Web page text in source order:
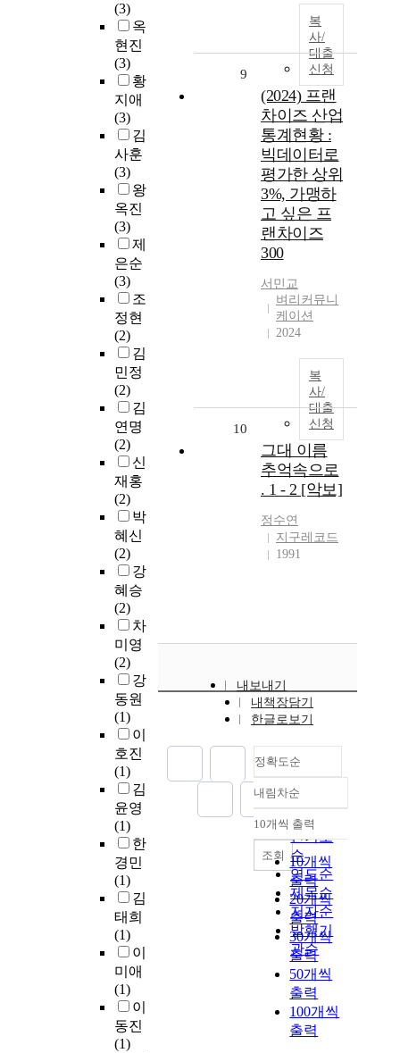
(3)
옥
현진
(3)
황
지애
(3)
김
사훈
(3)
왕
옥진
(3)
제
은순
(3)
조
정현
(2)
김
민정
(2)
김
연명
(2)
신
재홍
(2)
박
혜신
(2)
강
혜승
(2)
차
미영
(2)
강
동원
(1)
이
호진
(1)
김
윤영
(1)
한
경민
(1)
김
태희
(1)
이
미애
(1)
이
동진
(1)
복
사/
대출
신청
9
(2024) 프랜
차이즈 산업
통계현황 :
빅데이터로
평가한 상위
3%, 가맹하
고 싶은 프
랜차이즈
300
서민교
벼리커뮤니
케이션
2024
복
사/
대출
신청
10
그대 이름
추억속으로
. 1 - 2 [악보]
정수연
지구레코드
1991
내보내기
내책장담기
한글로보기
정확도순
정확도
순
인기도
순
연도순
제목순
저자순
발행기
관순
내림차순
내림차순
10개씩 출력
10개씩
출력
20개씩
출력
30개씩
출력
50개씩
출력
100개씩
출력
조회